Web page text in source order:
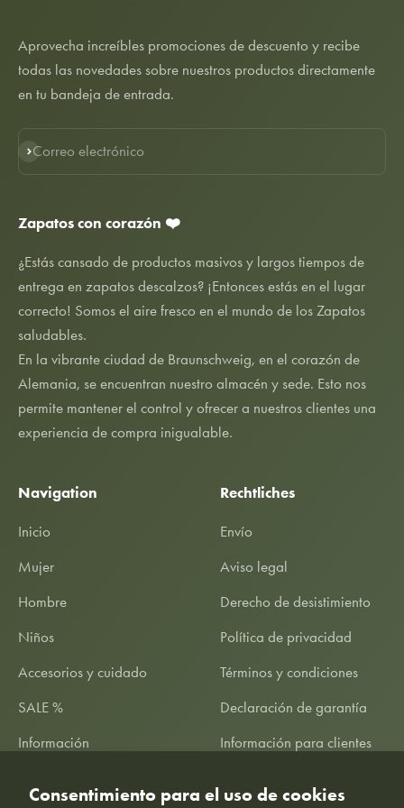
Consentimiento para el uso de cookies
Aprovecha increíbles promociones de descuento y recibe
todas las novedades sobre nuestros productos directamente
en tu bandeja de entrada.
Correo electrónico
Suscribirse
Zapatos con corazón ❤️
¿Estás cansado de productos masivos y largos tiempos de
entrega en zapatos descalzos? ¡Entonces estás en el lugar
correcto! Somos el aire fresco en el mundo de los Zapatos
saludables.
En la vibrante ciudad de Braunschweig, en el corazón de
Alemania, se encuentran nuestro almacén y sede. Esto nos
permite mantener el control y ofrecer a nuestros clientes una
experiencia de compra inigualable.
Navigation
Inicio
Mujer
Hombre
Niños
Accesorios y cuidado
SALE %
Información
Rechtliches
Envío
Aviso legal
Derecho de desistimiento
Política de privacidad
Términos y condiciones
Declaración de garantía
Información para clientes